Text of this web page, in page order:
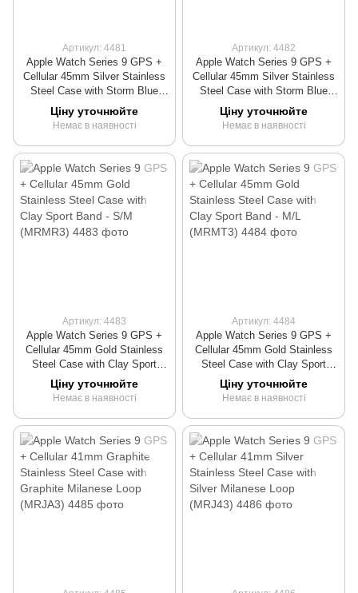
Артикул: 4481
Apple Watch Series 9 GPS +
Cellular 45mm Silver Stainless
Steel Case with Storm Blue
Sport Band - S/M (MRMN3)
Ціну уточнюйте
Немає в наявності
Артикул: 4482
Apple Watch Series 9 GPS +
Cellular 45mm Silver Stainless
Steel Case with Storm Blue
Sport Band - M/L (MRMP3)
Ціну уточнюйте
Немає в наявності
Артикул: 4483
Apple Watch Series 9 GPS +
Cellular 45mm Gold Stainless
Steel Case with Clay Sport
Band - S/M (MRMR3)
Ціну уточнюйте
Немає в наявності
Артикул: 4484
Apple Watch Series 9 GPS +
Cellular 45mm Gold Stainless
Steel Case with Clay Sport
Band - M/L (MRMT3)
Ціну уточнюйте
Немає в наявності